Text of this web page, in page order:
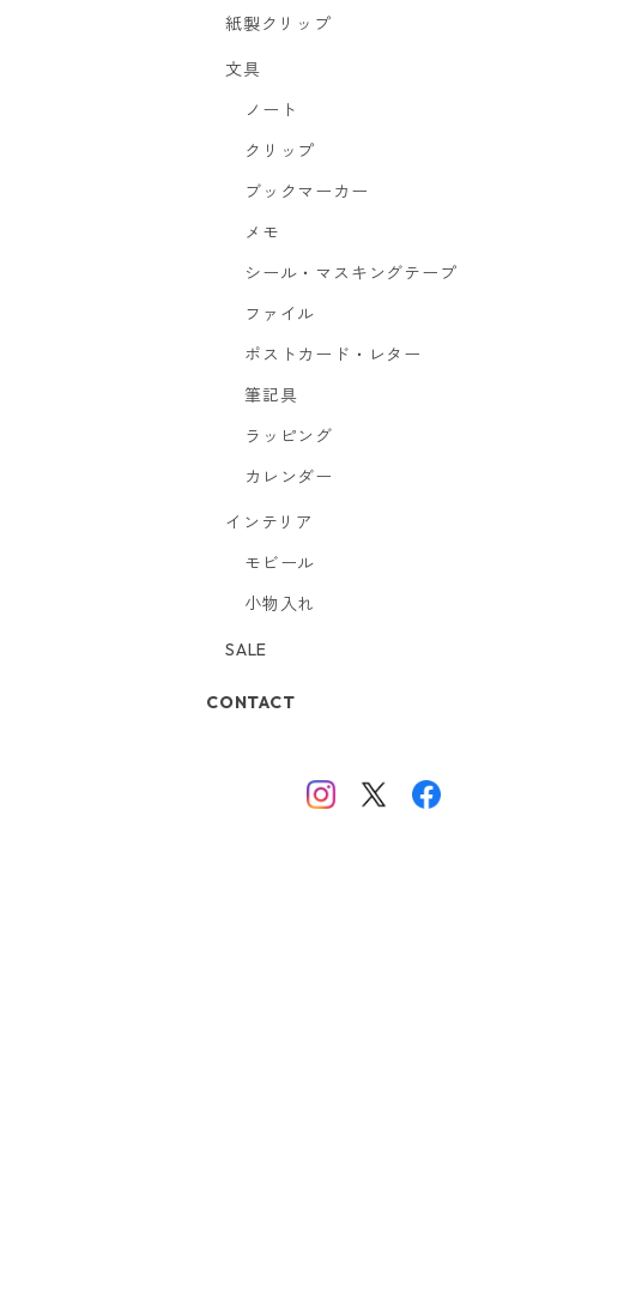
紙製クリップ
文具
ノート
クリップ
ブックマーカー
メモ
シール・マスキングテープ
ファイル
ポストカード・レター
筆記具
ラッピング
カレンダー
インテリア
モビール
小物入れ
SALE
CONTACT